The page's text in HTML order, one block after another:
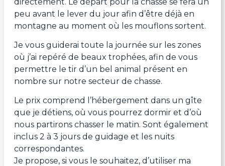
peu avant le lever du jour afin d’être déjà en
montagne au moment où les mouflons sortent.
Je vous guiderai toute la journée sur les zones
où j’ai repéré de beaux trophées, afin de vous
permettre le tir d’un bel animal présent en
nombre sur notre secteur de chasse.
Le prix comprend l’hébergement dans un gîte
que je détiens, où vous pourrez dormir et d’où
nous partirons chasser le matin. Sont également
inclus 2 à 3 jours de guidage et les nuits
correspondantes.
Je propose, si vous le souhaitez, d’utiliser ma